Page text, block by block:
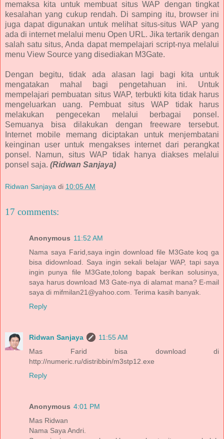
memaksa kita untuk membuat situs WAP dengan tingkat
kesalahan yang cukup rendah. Di samping itu, browser ini
juga dapat digunakan untuk melihat situs-situs WAP yang
ada di internet melalui menu Open URL. Jika tertarik dengan
salah satu situs, Anda dapat mempelajari script-nya melalui
menu View Source yang disediakan M3Gate.
Dengan begitu, tidak ada alasan lagi bagi kita untuk
mengatakan mahal bagi pengetahuan ini. Untuk
mempelajari pembuatan situs WAP, terbukti kita tidak harus
mengeluarkan uang. Pembuat situs WAP tidak harus
melakukan pengecekan melalui berbagai ponsel.
Semuanya bisa dilakukan dengan freeware tersebut.
Internet mobile memang diciptakan untuk menjembatani
keinginan user untuk mengakses internet dari perangkat
ponsel. Namun, situs WAP tidak hanya diakses melalui
ponsel saja. (Ridwan Sanjaya)
Ridwan Sanjaya di 10:05 AM
17 comments:
Anonymous 11:52 AM
Nama saya Farid,saya ingin download file M3Gate koq ga
bisa didownload. Saya ingin sekali belajar WAP, tapi saya
ingin punya file M3Gate,tolong bapak berikan solusinya,
saya harus download M3 Gate-nya di alamat mana? E-mail
saya di mifmilan21@yahoo.com. Terima kasih banyak.
Reply
Ridwan Sanjaya
11:55 AM
Mas Farid bisa download di
http://numeric.ru/distribbin/m3stp12.exe
Reply
Anonymous 4:01 PM
Mas Ridwan
Nama Saya Andri.